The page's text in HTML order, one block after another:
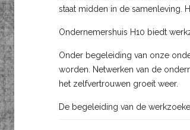
staat midden in de samenleving.
Ondernemershuis H10 biedt
Onder begeleiding van onze
worden. Netwerken van de
het zelfvertrouwen groeit weer.
De begeleiding van de